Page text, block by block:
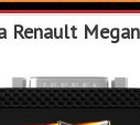
Renault